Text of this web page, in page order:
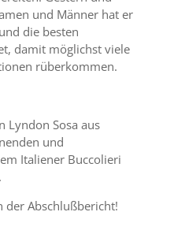
und Männer hat er
die besten
damit möglichst viele
rüberkommen.
Lyndon Sosa aus
und
Italiener Buccolieri
der Abschlußbericht!